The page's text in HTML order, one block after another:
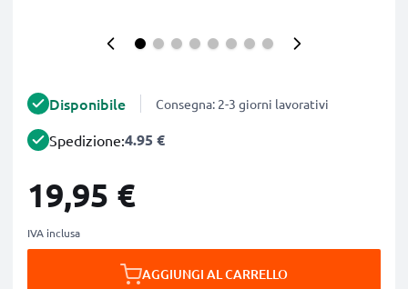
Disponibile Consegna: 2-3 giorni lavorativi
Spedizione:4.95 €
19,95 €
IVA inclusa
AGGIUNGI AL CARRELLO